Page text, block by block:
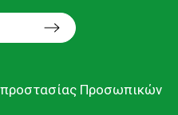
προστασίας Προσωπικών